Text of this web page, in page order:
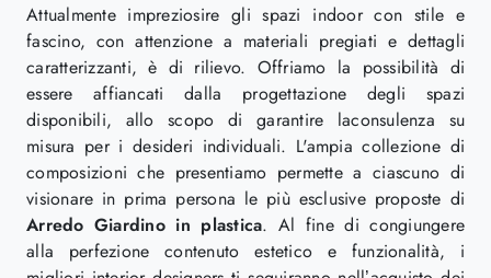
Attualmente impreziosire gli spazi indoor con stile e
fascino, con attenzione a materiali pregiati e dettagli
caratterizzanti, è di rilievo. Offriamo la possibilità di
essere affiancati dalla progettazione degli spazi
disponibili, allo scopo di garantire laconsulenza su
misura per i desideri individuali. L'ampia collezione di
composizioni che presentiamo permette a ciascuno di
visionare in prima persona le più esclusive proposte di
Arredo Giardino in plastica. Al fine di congiungere
alla perfezione contenuto estetico e funzionalità, i